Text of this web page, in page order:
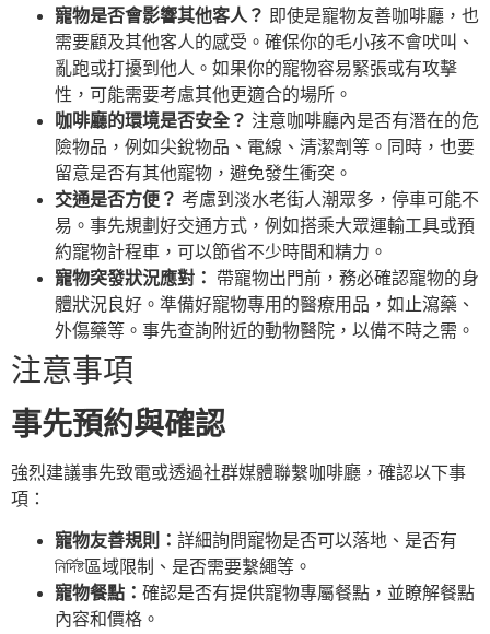
寵物是否會影響其他客人？ 即使是寵物友善咖啡廳，也
需要顧及其他客人的感受。確保你的毛小孩不會吠叫、
亂跑或打擾到他人。如果你的寵物容易緊張或有攻擊
性，可能需要考慮其他更適合的場所。
咖啡廳的環境是否安全？ 注意咖啡廳內是否有潛在的危
險物品，例如尖銳物品、電線、清潔劑等。同時，也要
留意是否有其他寵物，避免發生衝突。
交通是否方便？ 考慮到淡水老街人潮眾多，停車可能不
易。事先規劃好交通方式，例如搭乘大眾運輸工具或預
約寵物計程車，可以節省不少時間和精力。
寵物突發狀況應對：
帶寵物出門前，務必確認寵物的身
體狀況良好。準備好寵物專用的醫療用品，如止瀉藥、
外傷藥等。事先查詢附近的動物醫院，以備不時之需。
注意事項
事先預約與確認
強烈建議事先致電或透過社群媒體聯繫咖啡廳，確認以下事
項：
寵物友善規則： 詳細詢問寵物是否可以落地、是否有
নির্দিষ্ট區域限制、是否需要繫繩等。
寵物餐點： 確認是否有提供寵物專屬餐點，並瞭解餐點
內容和價格。